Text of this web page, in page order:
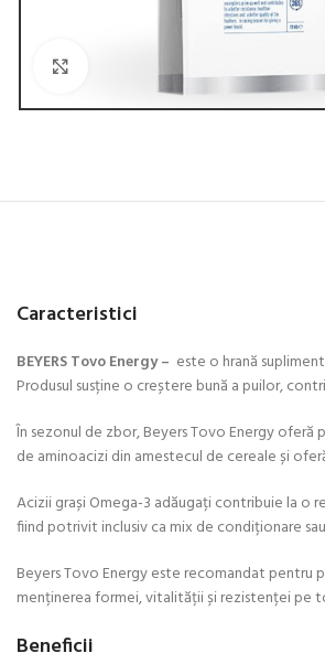
Caracteristici
BEYERS Tovo Energy – este o hrană
Produsul susține o creștere bună a puilor,
În sezonul de zbor, Beyers Tovo Energy
de aminoacizi din amestecul de cereale și
Acizii grași Omega-3 adăugați contribuie la o
fiind potrivit inclusiv ca mix de condiționare
Beyers Tovo Energy este recomandat
menținerea formei, vitalității și rezistenței pe
Beneficii